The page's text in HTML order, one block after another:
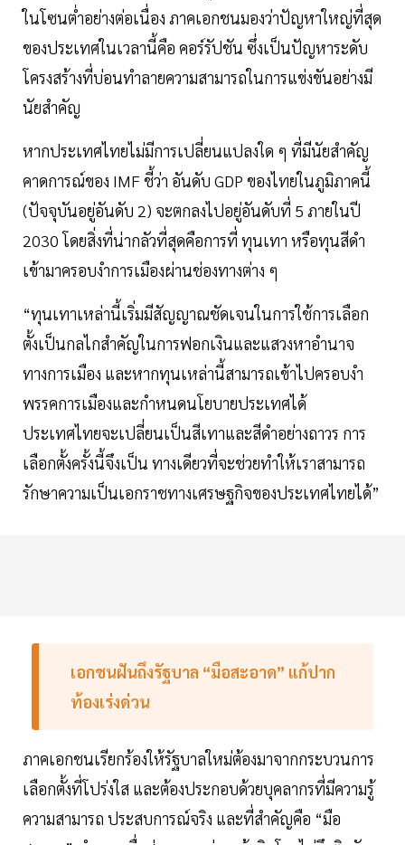
ในโซนต่ำอย่างต่อเนื่อง ภาคเอกชนมองว่าปัญหาใหญ่ที่สุด
ของประเทศในเวลานี้คือ คอร์รัปชัน ซึ่งเป็นปัญหาระดับ
โครงสร้างที่บ่อนทำลายความสามารถในการแข่งขันอย่างมี
นัยสำคัญ
หากประเทศไทยไม่มีการเปลี่ยนแปลงใด ๆ ที่มีนัยสำคัญ
คาดการณ์ของ IMF ชี้ว่า อันดับ GDP ของไทยในภูมิภาคนี้
(ปัจจุบันอยู่อันดับ 2) จะตกลงไปอยู่อันดับที่ 5 ภายในปี
2030 โดยสิ่งที่น่ากลัวที่สุดคือการที่ ทุนเทา หรือทุนสีดำ
เข้ามาครอบงำการเมืองผ่านช่องทางต่าง ๆ
“ทุนเทาเหล่านี้เริ่มมีสัญญาณชัดเจนในการใช้การเลือก
ตั้งเป็นกลไกสำคัญในการฟอกเงินและแสวงหาอำนาจ
ทางการเมือง และหากทุนเหล่านี้สามารถเข้าไปครอบงำ
พรรคการเมืองและกำหนดนโยบายประเทศได้
ประเทศไทยจะเปลี่ยนเป็นสีเทาและสีดำอย่างถาวร การ
เลือกตั้งครั้งนี้จึงเป็น ทางเดียวที่จะช่วยทำให้เราสามารถ
รักษาความเป็นเอกราชทางเศรษฐกิจของประเทศไทยได้”
เอกชนฝันถึงรัฐบาล “มือสะอาด” แก้ปาก
ท้องเร่งด่วน
ภาคเอกชนเรียกร้องให้รัฐบาลใหม่ต้องมาจากกระบวนการ
เลือกตั้งที่โปร่งใส และต้องประกอบด้วยบุคลากรที่มีความรู้
ความสามารถ ประสบการณ์จริง และที่สำคัญคือ “มือ